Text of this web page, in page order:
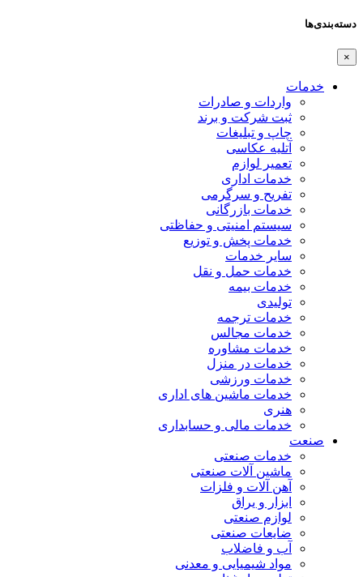
دسته‌بندی‌ها
×
خدمات
واردات و صادرات
ثبت شرکت و برند
چاپ و تبلیغات
آتلیه عکاسی
تعمیر لوازم
خدمات اداری
تفریح و سرگرمی
خدمات بازرگانی
سیستم امنیتی و حفاظتی
خدمات پخش و توزیع
سایر خدمات
خدمات حمل و نقل
خدمات بیمه
تولیدی
خدمات ترجمه
خدمات مجالس
خدمات مشاوره
خدمات در منزل
خدمات ورزشی
خدمات ماشین های اداری
هنری
خدمات مالی و حسابداری
صنعت
خدمات صنعتی
ماشین آلات صنعتی
آهن آلات و فلزات
ابزار و یراق
لوازم صنعتی
ضایعات صنعتی
آب و فاضلاب
مواد شیمیایی و معدنی